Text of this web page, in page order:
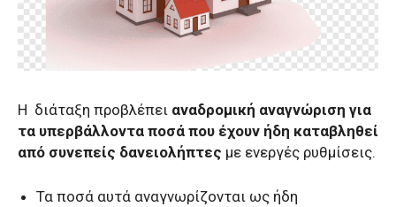
Η διάταξη προβλέπει αναδρομική αναγνώριση για
τα υπερβάλλοντα ποσά που έχουν ήδη καταβληθεί
από συνεπείς δανειολήπτες με ενεργές ρυθμίσεις.
Τα ποσά αυτά αναγνωρίζονται ως ήδη